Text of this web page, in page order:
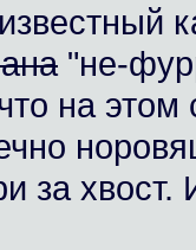
"не-
на этом
за